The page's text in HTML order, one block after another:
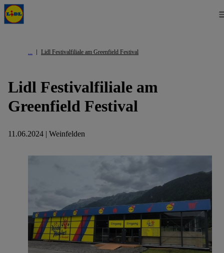
Lidl Festivalfiliale am Greenfield Festival
Lidl Festivalfiliale am
Greenfield Festival
11.06.2024 | Weinfelden